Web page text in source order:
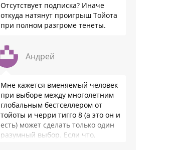
Отсутствует подписка? Иначе
откуда натянут проигрыш Тойота
при полном разгроме тенеты.
Андрей
Мне кажется вменяемый человек
при выборе между многолетним
глобальным бестселлером от
тойоты и черри тигго 8 (а это он и
есть) может сделать только один
разумный выбор. Если что,